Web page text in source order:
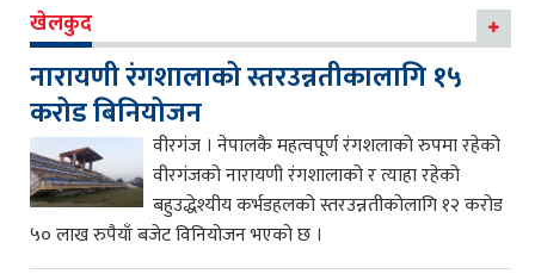
खेलकुद
नारायणी रंगशालाको स्तरउन्नतीकालागि १५
करोड बिनियोजन
वीरगंज । नेपालकै महत्वपूर्ण रंगशलाको रुपमा रहेको
वीरगंजको नारायणी रंगशालाको र त्याहा रहेको
बहुउद्धेश्यीय कर्भडहलको स्तरउन्नतीकोलागि १२ करोड
५० लाख रुपैयाँ बजेट विनियोजन भएको छ ।